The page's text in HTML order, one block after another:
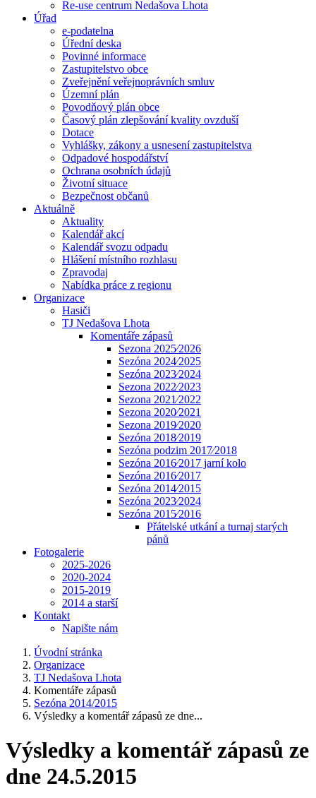
Re-use centrum Nedašova Lhota
Úřad
e-podatelna
Úřední deska
Povinné informace
Zastupitelstvo obce
Zveřejnění veřejnoprávních smluv
Územní plán
Povodňový plán obce
Časový plán zlepšování kvality ovzduší
Dotace
Vyhlášky, zákony a usnesení zastupitelstva
Odpadové hospodářství
Ochrana osobních údajů
Životní situace
Bezpečnost občanů
Aktuálně
Aktuality
Kalendář akcí
Kalendář svozu odpadu
Hlášení místního rozhlasu
Zpravodaj
Nabídka práce z regionu
Organizace
Hasiči
TJ Nedašova Lhota
Komentáře zápasů
Sezona 2025⁄2026
Sezóna 2024⁄2025
Sezóna 2023⁄2024
Sezona 2022⁄2023
Sezona 2021⁄2022
Sezona 2020⁄2021
Sezona 2019⁄2020
Sezóna 2018⁄2019
Sezóna podzim 2017⁄2018
Sezóna 2016⁄2017 jarní kolo
Sezóna 2016⁄2017
Sezóna 2014⁄2015
Sezóna 2023⁄2024
Sezóna 2015⁄2016
Přátelské utkání a turnaj starých
pánů
Fotogalerie
2025-2026
2020-2024
2015-2019
2014 a starší
Kontakt
Napište nám
Úvodní stránka
Organizace
TJ Nedašova Lhota
Komentáře zápasů
Sezóna 2014/2015
Výsledky a komentář zápasů ze dne...
Výsledky a komentář zápasů ze
dne 24.5.2015